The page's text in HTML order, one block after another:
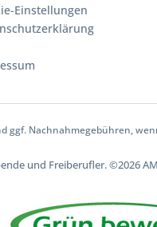
Einstellungen
ggf. Nachnahmegebühren,
und Freiberufler.©2026